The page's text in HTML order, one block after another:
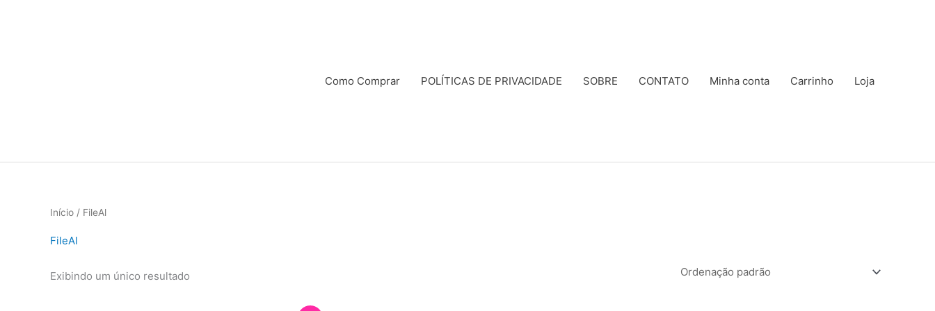
Como Comprar
POLÍTICAS DE PRIVACIDADE SOBRE CONTATO Minha conta Carrinho Loja
Início / FileAl
FileAl
Exibindo um único resultado